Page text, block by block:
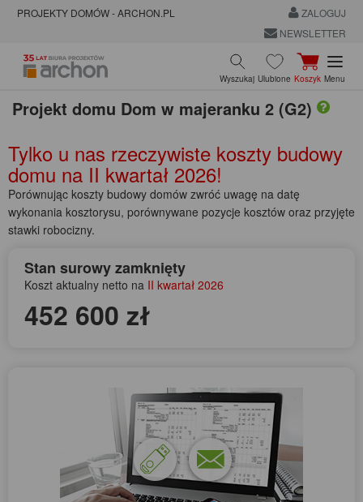
PROJEKTY DOMÓW - ARCHON.PL
ZALOGUJ
NEWSLETTER
Wyszukaj Ulubione Koszyk Menu
Projekt domu Dom w majeranku 2 (G2)
Tylko u nas rzeczywiste koszty budowy
domu na II kwartał 2026!
Porównując koszty budowy domów zwróć uwagę na datę
wykonania kosztorysu, porównywane pozycje kosztów oraz przyjęte
stawki robocizny.
Stan surowy zamknięty
Koszt aktualny netto na II kwartał 2026
452 600 zł